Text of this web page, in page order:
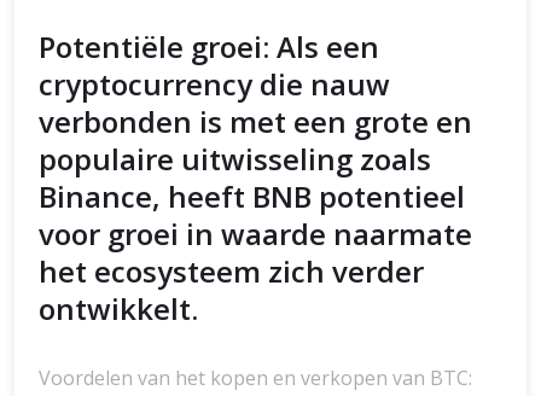
Potentiële groei: Als een
cryptocurrency die nauw
verbonden is met een grote en
populaire uitwisseling zoals
Binance, heeft BNB potentieel
voor groei in waarde naarmate
het ecosysteem zich verder
ontwikkelt.
Voordelen van het kopen en verkopen van BTC: